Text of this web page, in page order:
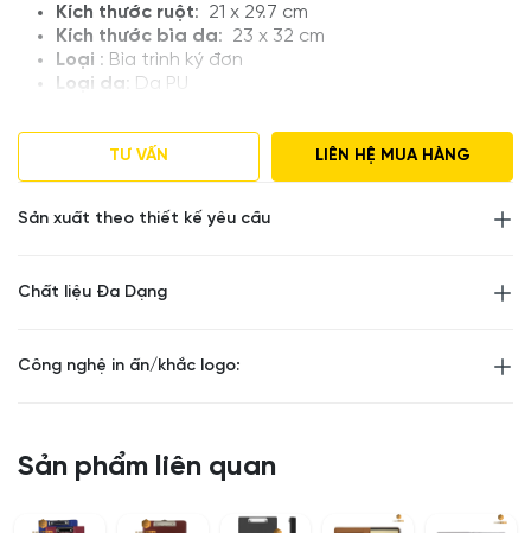
Kích thước ruột: 21 x 29.7 cm
Kích thước bìa da: 23 x 32 cm
Loại : Bìa trình ký đơn
Loại da: Da PU
Giá tham khảo , Số lượng đặt hàng tối thiểu 50 bìa
Số lượng khác vui lòng liên hệ để được tư vấn
TƯ VẤN LIÊN HỆ MUA HÀNG
Sản xuất theo thiết kế yêu cầu
Chất liệu Đa Dạng
Công nghệ in ấn/khắc logo:
Sản phẩm liên quan